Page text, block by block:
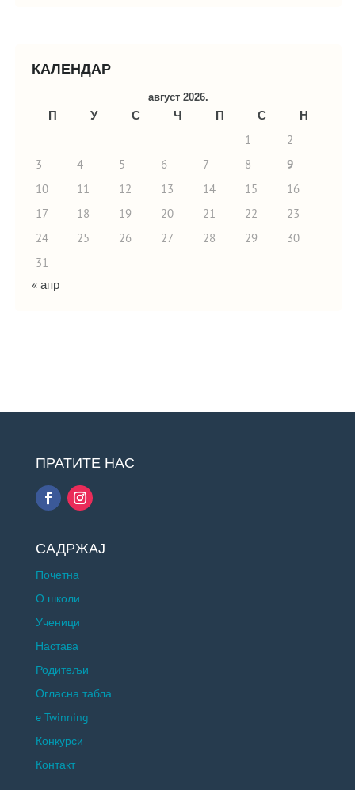
КАЛЕНДАР
август 2026.
П У С Ч П С
Н
1
2
3
4 5 6 7 8
9
10
11 12 13 14 15
16
17
18 19 20 21 22
23
24
25 26 27 28 29
30
31
« апр
ПРАТИТЕ НАС
САДРЖАЈ
Почетна
О школи
Ученици
Настава
Родитељи
Огласна табла
e Twinning
Конкурси
Контакт